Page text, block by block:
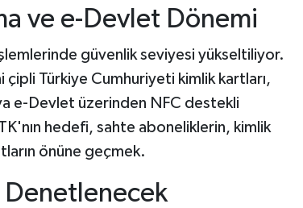
ve e-Devlet Dönemi
güvenlik seviyesi yükseltiliyor.
Türkiye Cumhuriyeti kimlik kartları,
e-Devlet üzerinden NFC destekli
hedefi, sahte aboneliklerin, kimlik
önüne geçmek.